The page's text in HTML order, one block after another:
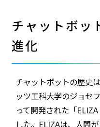
チャットボッ
進化
チャットボットの歴史
ッツ工科大学のジョセ
って開発された「
した。ELIZAは、人間